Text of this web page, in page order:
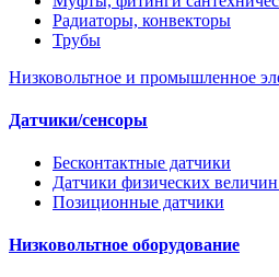
Радиаторы, конвекторы
Трубы
Низковольтное и промышленное
Датчики/сенсоры
Бесконтактные датчики
Датчики физических
Позиционные датчики
Низковольтное оборудование